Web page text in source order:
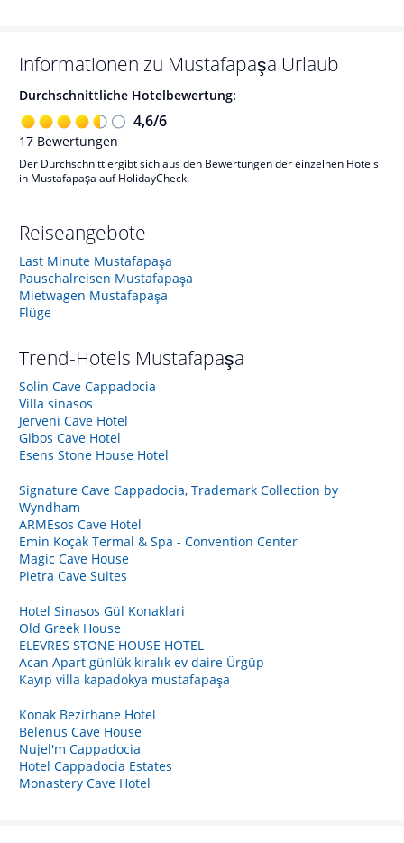
Informationen zu Mustafapaşa Urlaub
Durchschnittliche Hotelbewertung:
4,6/6
17 Bewertungen
Der Durchschnitt ergibt sich aus den Bewertungen der einzelnen Hotels
in Mustafapaşa auf HolidayCheck.
Reiseangebote
Last Minute Mustafapaşa
Pauschalreisen Mustafapaşa
Mietwagen Mustafapaşa
Flüge
Trend-Hotels Mustafapaşa
Solin Cave Cappadocia
Villa sinasos
Jerveni Cave Hotel
Gibos Cave Hotel
Esens Stone House Hotel
Signature Cave Cappadocia, Trademark Collection by
Wyndham
ARMEsos Cave Hotel
Emin Koçak Termal & Spa - Convention Center
Magic Cave House
Pietra Cave Suites
Hotel Sinasos Gül Konaklari
Old Greek House
ELEVRES STONE HOUSE HOTEL
Acan Apart günlük kiralık ev daire Ürgüp
Kayıp villa kapadokya mustafapaşa
Konak Bezirhane Hotel
Belenus Cave House
Nujel'm Cappadocia
Hotel Cappadocia Estates
Monastery Cave Hotel